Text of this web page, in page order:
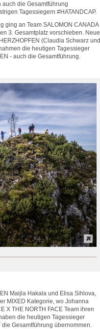
die Gesamtführung
Tagessiegern #HATANDCAP.
ging an Team SALOMON CANADA
3. Gesamtplatz vorschieben. Neue
(Claudia Schwarz und
die heutigen Tagessieger
- auch die Gesamtführung.
Maijla Hakala und Elisa Sihlova,
MIXED Kategorie, wo Johanna
X THE NORTH FACE Team ihren
die heutigen Tagessieger
Gesamtführung übernommen.